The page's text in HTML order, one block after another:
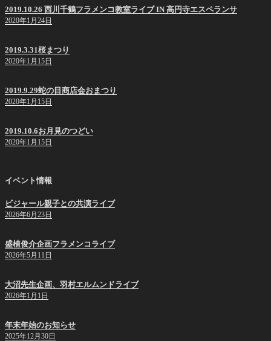
2019.10.26 西川千鶴フラメンコ教室ライブ IN 高円寺エスペランサ
2020年1月24日
2019.3.31桜まつり
2020年1月15日
2019.9.29蛇の目商店会おまつり
2020年1月15日
2019.10.6お月見のつどい
2020年1月15日
イベント情報
ビジャール親子との共演ライブ
2026年6月23日
盛植俊介企画フラメンコライブ
2026年5月11日
大沼先生企画、羽村エルムンドライブ
2026年1月1日
年末年始のお知らせ
2025年12月30日